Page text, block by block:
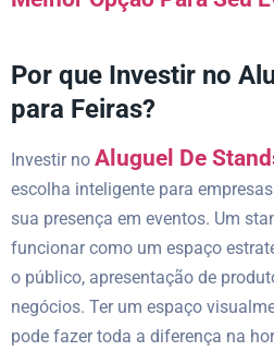
Por que Investir no
para Feiras?
Investir no Aluguel De
escolha inteligente para
sua presença em eventos. Um
funcionar como um espaço
o público, apresentação de
negócios. Ter um espaço
pode fazer toda a diferença na